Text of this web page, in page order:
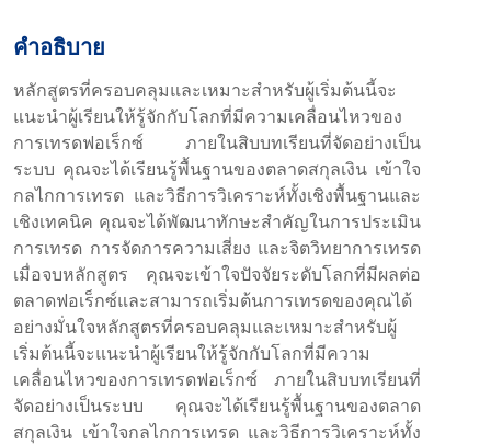
คำอธิบาย
หลักสูตรที่ครอบคลุมและเหมาะสำหรับผู้เริ่มต้นนี้จะ
แนะนำผู้เรียนให้รู้จักกับโลกที่มีความเคลื่อนไหวของ
การเทรดฟอเร็กซ์ ภายในสิบบทเรียนที่จัดอย่างเป็น
ระบบ คุณจะได้เรียนรู้พื้นฐานของตลาดสกุลเงิน เข้าใจ
กลไกการเทรด และวิธีการวิเคราะห์ทั้งเชิงพื้นฐานและ
เชิงเทคนิค คุณจะได้พัฒนาทักษะสำคัญในการประเมิน
การเทรด การจัดการความเสี่ยง และจิตวิทยาการเทรด
เมื่อจบหลักสูตร คุณจะเข้าใจปัจจัยระดับโลกที่มีผลต่อ
ตลาดฟอเร็กซ์และสามารถเริ่มต้นการเทรดของคุณได้
อย่างมั่นใจหลักสูตรที่ครอบคลุมและเหมาะสำหรับผู้
เริ่มต้นนี้จะแนะนำผู้เรียนให้รู้จักกับโลกที่มีความ
เคลื่อนไหวของการเทรดฟอเร็กซ์ ภายในสิบบทเรียนที่
จัดอย่างเป็นระบบ คุณจะได้เรียนรู้พื้นฐานของตลาด
สกุลเงิน เข้าใจกลไกการเทรด และวิธีการวิเคราะห์ทั้ง